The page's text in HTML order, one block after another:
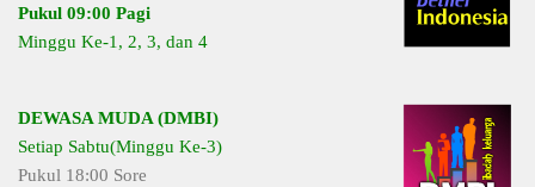
Pukul 09:00 Pagi
Minggu Ke-1, 2, 3, dan 4
DEWASA MUDA (DMBI)
Setiap Sabtu(Minggu Ke-3)
Pukul 18:00 Sore